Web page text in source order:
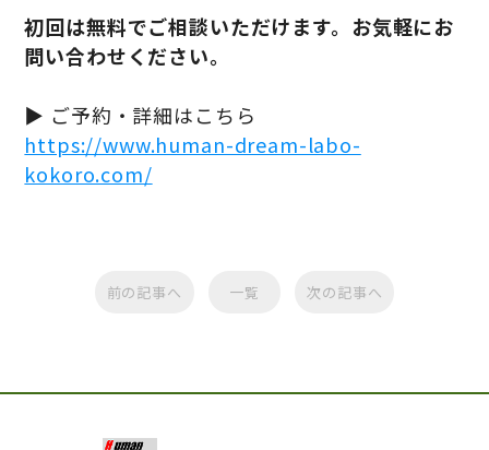
初回は無料でご相談いただけます。お気軽にお
問い合わせください。
▶ ご予約・詳細はこちら
https://www.human-dream-labo-
kokoro.com/
前の記事へ 一覧 次の記事へ